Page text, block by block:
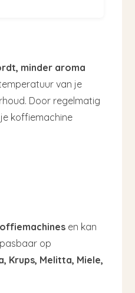
minder aroma
van je
Door regelmatig
koffiemachine
en kan
op
Krups, Melitta, Miele,